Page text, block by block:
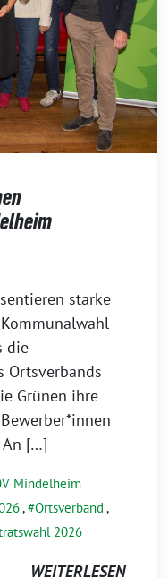
starke
die
Ortsverbands
Grünen ihre
An […]
Mindelheim
, Ortsverband ,
2026
WEITERLESEN